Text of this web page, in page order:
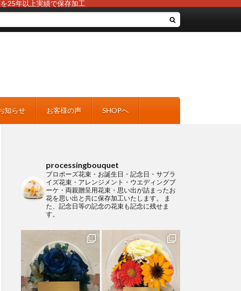
25年以上実績で保存加工
知らせ お客様の声 SHOPへ
processingbouquet
プロポーズ花束・お誕生日・記念日・サプラ
イズ花束・アレンジメント・ウエディングブ
ーケ・両親贈呈用花束・思い出が詰まったお
花を思い出と共に保存加工いたします。
ま
た、記念日等の記念の花束も記念に残せま
す。